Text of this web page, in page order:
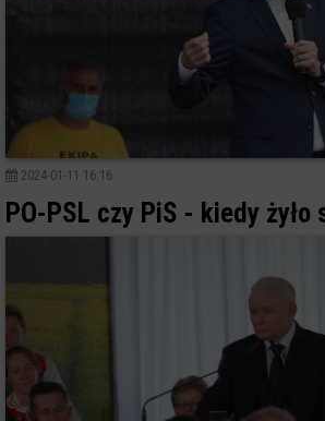
2024-01-11 16:16
PO-PSL czy PiS - kiedy żyło